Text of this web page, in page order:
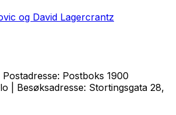
og David Lagercrantz
| Postadresse: Postboks 1900
| Besøksadresse: Stortingsgata 28,